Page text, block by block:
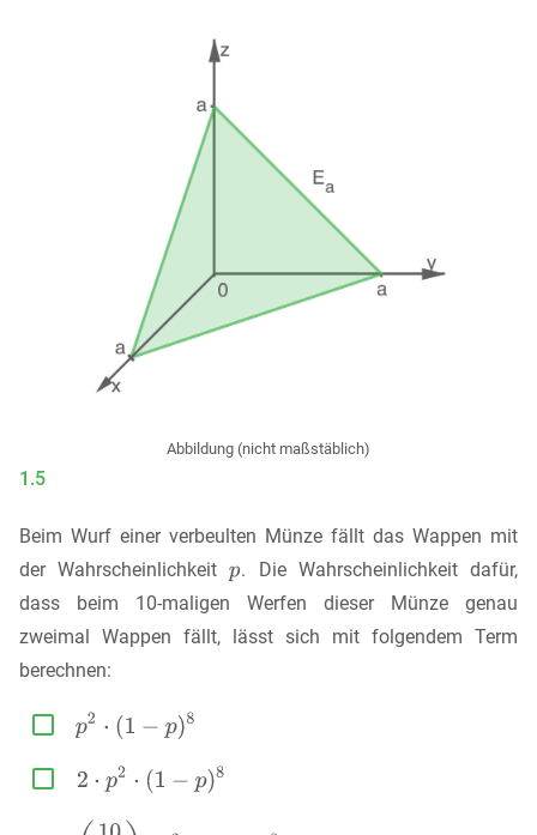
Abbildung (nicht maßstäblich)
1.5
Beim Wurf einer verbeulten Münze fällt das Wappen mit
der Wahrscheinlichkeit . Die Wahrscheinlichkeit dafür,
dass beim 10-maligen Werfen dieser Münze genau
zweimal Wappen fällt, lässt sich mit folgendem Term
berechnen:

